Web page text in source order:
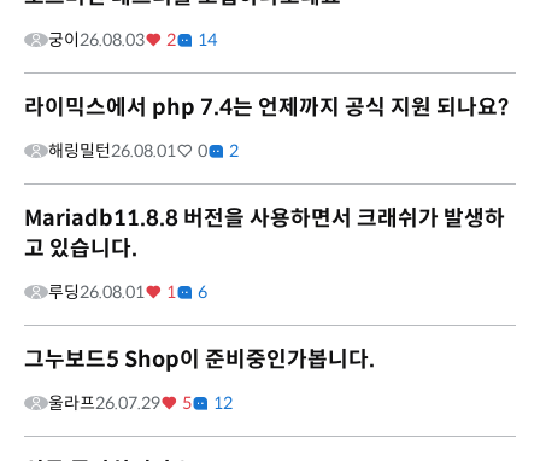
궁이26.08.03 2 14
라이믹스에서 php 7.4는 언제까지 공식 지원 되나요?
해링밀턴26.08.01 0 2
Mariadb11.8.8 버전을 사용하면서 크래쉬가 발생하
고 있습니다.
루딩26.08.01 1 6
그누보드5 Shop이 준비중인가봅니다.
울라프26.07.29 5 12